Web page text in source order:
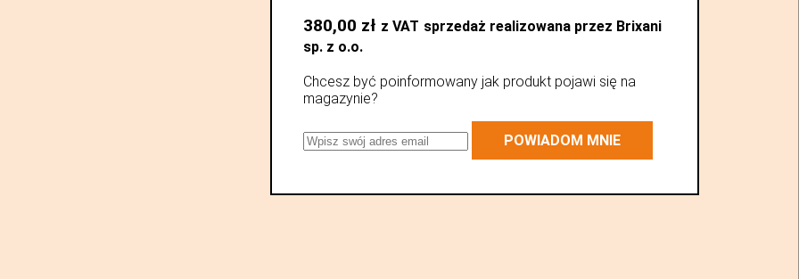
380,00 zł z VAT sprzedaż realizowana przez Brixani
sp. z o.o.
Chcesz być poinformowany jak produkt pojawi się na
magazynie?
POWIADOM MNIE